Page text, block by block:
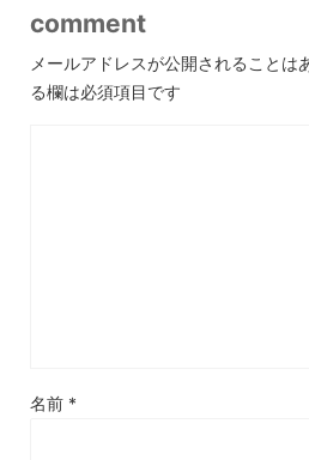
comment
メールアドレスが公開されることは
る欄は必須項目です
名前 *